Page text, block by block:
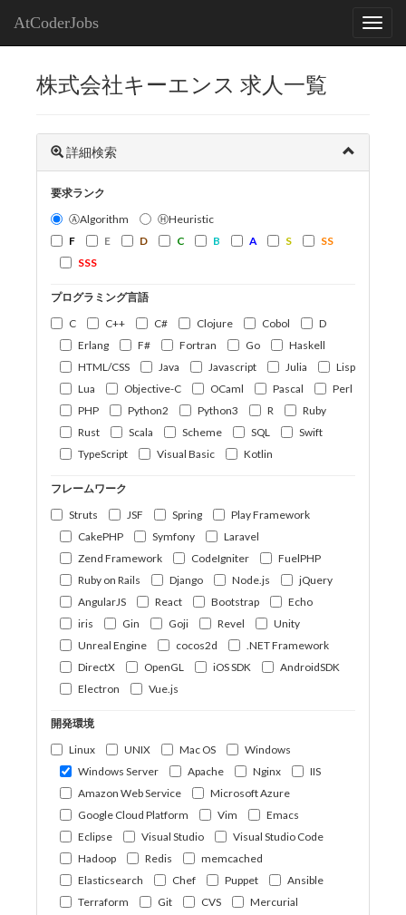
AtCoderJobs
株式会社キーエンス 求人一覧
詳細検索
要求ランク
ⒶAlgorithm
ⒽHeuristic
F
E D C B A S
SS
SSS
プログラミング言語
C
C++ C# Clojure Cobol
D
Erlang
F# Fortran Go
Haskell
HTML/CSS
Java Javascript Julia
Lisp
Lua
Objective-C OCaml Pascal
Perl
PHP
Python2 Python3 R
Ruby
Rust
Scala Scheme SQL
Swift
TypeScript
Visual Basic Kotlin
フレームワーク
Struts
JSF Spring
Play Framework
CakePHP
Symfony
Laravel
Zend Framework
CodeIgniter
FuelPHP
Ruby on Rails
Django Node.js
jQuery
AngularJS
React Bootstrap
Echo
iris
Gin Goji Revel
Unity
Unreal Engine
cocos2d
.NET Framework
DirectX
OpenGL iOS SDK
AndroidSDK
Electron
Vue.js
開発環境
Linux
UNIX Mac OS
Windows
Windows Server
Apache Nginx
IIS
Amazon Web Service
Microsoft Azure
Google Cloud Platform
Vim
Emacs
Eclipse
Visual Studio
Visual Studio Code
Hadoop
Redis
memcached
Elasticsearch
Chef Puppet
Ansible
Terraform
Git CVS
Mercurial